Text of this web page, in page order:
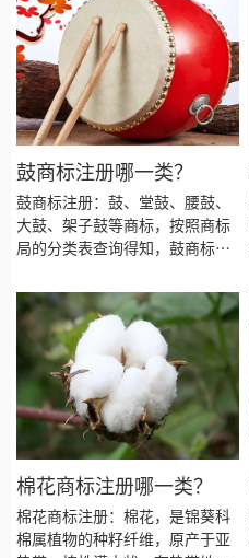
广州鼠标垫商标注册、游戏鼠标
垫商标注册、 注册鼠标垫商标、
护腕鼠标垫商标注册、动漫鼠标
垫商标注册、金属鼠标垫商标注
册、定制鼠标垫商标注册、鼠标
垫商标注册、鼠标垫商标注册代
办、鼠标垫商标注册代理要多
久？鼠标垫商标注册价格怎么
样？ 鼠标垫商标注册流程以及材
料要哪些呢？鼠标垫商标注册代
理时审核通过率高不高？今天诗
体商品整理出来：
鼓商标注册哪一类？
鼓商标注册：鼓、堂鼓、腰鼓、
大鼓、架子鼓等商标，按照商标
局的分类表查询得知，鼓商标建
应该选择一些什么具体商品呢！
棉花商标注册哪一类？
棉花商标注册：棉花，是锦葵科
棉属植物的种籽纤维，原产于亚